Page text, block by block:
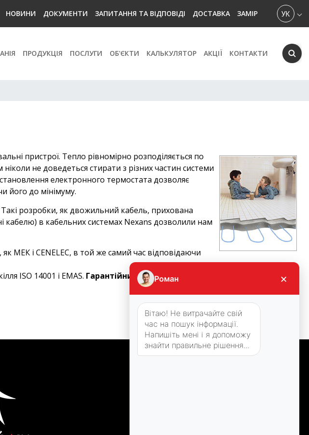
НОВИНИ ДОКУМЕНТИ ЗАПИТАННЯ ТА ВІДПОВІДІ ДОСТАВКА ЗАМІР
ПРОДУКЦІЯ ПОСЛУГИ ОБ'ЄКТИ КАЛЬКУЛЯТОР АКЦІЇ КОНТАКТИ
пристрої. Тепло рівномірно розподіляється по
не доведеться стирати з різних частин системи
електронного термостата дозволяє
його до мінімуму.
Такі розробки, як двожильний кабель, прихована
кабелю) в кабельних системах Nexans дозволили нам
МЕК і CENELEC, в той же самий час відповідаючи
ISO 14001 і EMAS. Гарантійний термін служби продукції компанії
Роман ×
Вітаю! Не витрачайте свій
час на пошук інформації.
Напишіть мені і я допоможу
знайти правильне рішення...